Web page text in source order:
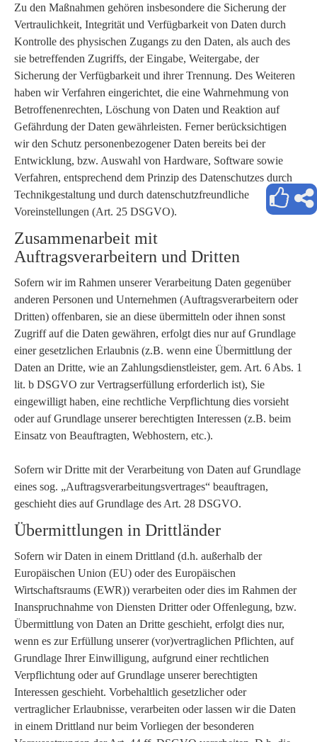
Zu den Maßnahmen gehören insbesondere die Sicherung der
Vertraulichkeit, Integrität und Verfügbarkeit von Daten durch
Kontrolle des physischen Zugangs zu den Daten, als auch des
sie betreffenden Zugriffs, der Eingabe, Weitergabe, der
Sicherung der Verfügbarkeit und ihrer Trennung. Des Weiteren
haben wir Verfahren eingerichtet, die eine Wahrnehmung von
Betroffenenrechten, Löschung von Daten und Reaktion auf
Gefährdung der Daten gewährleisten. Ferner berücksichtigen
wir den Schutz personenbezogener Daten bereits bei der
Entwicklung, bzw. Auswahl von Hardware, Software sowie
Verfahren, entsprechend dem Prinzip des Datenschutzes durch
Technikgestaltung und durch datenschutzfreundliche
Voreinstellungen (Art. 25 DSGVO).
Zusammenarbeit mit
Auftragsverarbeitern und Dritten
Sofern wir im Rahmen unserer Verarbeitung Daten gegenüber
anderen Personen und Unternehmen (Auftragsverarbeitern oder
Dritten) offenbaren, sie an diese übermitteln oder ihnen sonst
Zugriff auf die Daten gewähren, erfolgt dies nur auf Grundlage
einer gesetzlichen Erlaubnis (z.B. wenn eine Übermittlung der
Daten an Dritte, wie an Zahlungsdienstleister, gem. Art. 6 Abs. 1
lit. b DSGVO zur Vertragserfüllung erforderlich ist), Sie
eingewilligt haben, eine rechtliche Verpflichtung dies vorsieht
oder auf Grundlage unserer berechtigten Interessen (z.B. beim
Einsatz von Beauftragten, Webhostern, etc.).
Sofern wir Dritte mit der Verarbeitung von Daten auf Grundlage
eines sog. „Auftragsverarbeitungsvertrages“ beauftragen,
geschieht dies auf Grundlage des Art. 28 DSGVO.
Übermittlungen in Drittländer
Sofern wir Daten in einem Drittland (d.h. außerhalb der
Europäischen Union (EU) oder des Europäischen
Wirtschaftsraums (EWR)) verarbeiten oder dies im Rahmen der
Inanspruchnahme von Diensten Dritter oder Offenlegung, bzw.
Übermittlung von Daten an Dritte geschieht, erfolgt dies nur,
wenn es zur Erfüllung unserer (vor)vertraglichen Pflichten, auf
Grundlage Ihrer Einwilligung, aufgrund einer rechtlichen
Verpflichtung oder auf Grundlage unserer berechtigten
Interessen geschieht. Vorbehaltlich gesetzlicher oder
vertraglicher Erlaubnisse, verarbeiten oder lassen wir die Daten
in einem Drittland nur beim Vorliegen der besonderen